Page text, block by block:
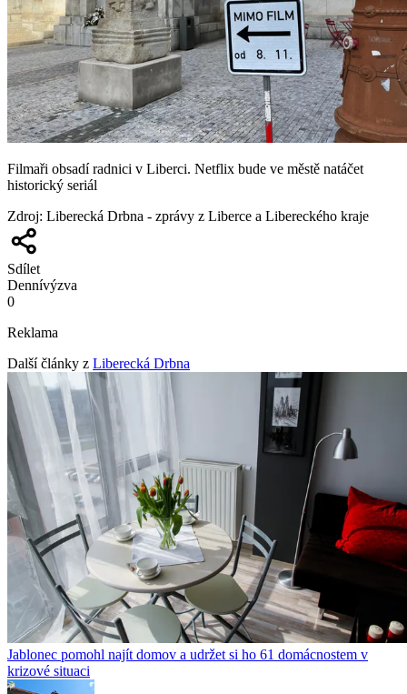
Filmaři obsadí radnici v Liberci. Netflix bude ve městě natáčet
historický seriál
Zdroj: Liberecká Drbna - zprávy z Liberce a Libereckého kraje
Sdílet
Dennívýzva
0
Reklama
Další články z Liberecká Drbna
Jablonec pomohl najít domov a udržet si ho 61 domácnostem v
krizové situaci